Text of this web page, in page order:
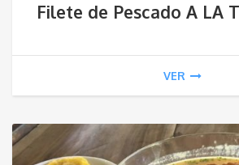
Filete de Pescado A LA
VER